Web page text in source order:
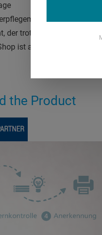
bis hin zu
der trotz des Volumens
ist auf einer externen
the Product